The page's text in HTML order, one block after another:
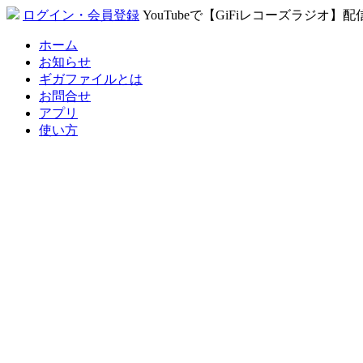
ログイン・会員登録 YouTubeで【GiFiレコーズラジオ】配
ホーム
お知らせ
ギガファイルとは
お問合せ
アプリ
使い方